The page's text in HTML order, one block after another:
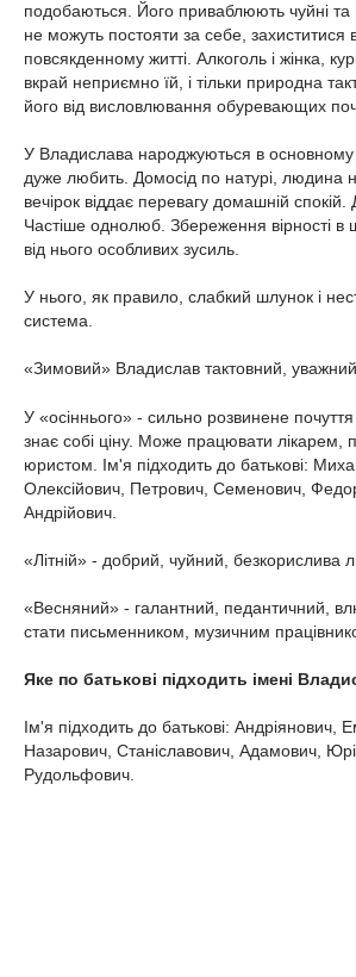
подобаються. Його приваблюють чуйні та
не можуть постояти за себе, захиститися
повсякденному житті. Алкоголь і жінка,
вкрай неприємно їй, і тільки природна
його від висловлювання обуревающих
У Владислава народжуються в основному
дуже любить. Домосід по натурі, людина
вечірок віддає перевагу домашній
Частіше однолюб. Збереження вірності в
від нього особливих зусиль.
У нього, як правило, слабкий шлунок і
система.
«Зимовий» Владислав тактовний, уважний,
У «осіннього» - сильно розвинене почуття
знає собі ціну. Може працювати лікарем,
юристом. Ім'я підходить до батькові:
Олексійович, Петрович, Семенович,
Андрійович.
«Літній» - добрий, чуйний, безкорислива
«Весняний» - галантний, педантичний,
стати письменником, музичним
Яке по батькові підходить імені
Ім'я підходить до батькові: Андріянович,
Назарович, Станіславович, Адамович,
Рудольфович.